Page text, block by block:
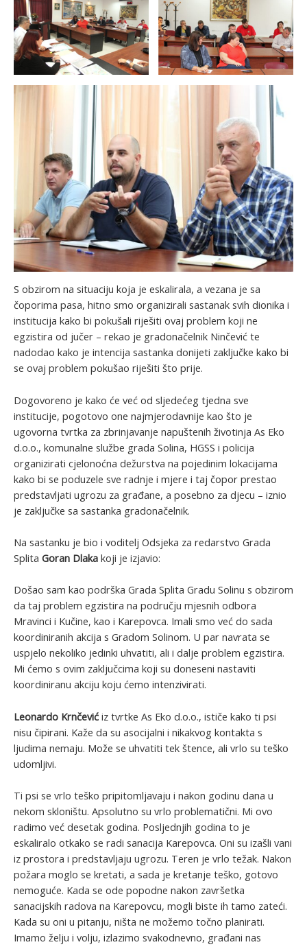
S obzirom na situaciju koja je eskalirala, a vezana je sa
čoporima pasa, hitno smo organizirali sastanak svih dionika i
institucija kako bi pokušali riješiti ovaj problem koji ne
egzistira od jučer – rekao je gradonačelnik Ninčević te
nadodao kako je intencija sastanka donijeti zaključke kako bi
se ovaj problem pokušao riješiti što prije.
Dogovoreno je kako će već od sljedećeg tjedna sve
institucije, pogotovo one najmjerodavnije kao što je
ugovorna tvrtka za zbrinjavanje napuštenih životinja As Eko
d.o.o., komunalne službe grada Solina, HGSS i policija
organizirati cjelonoćna dežurstva na pojedinim lokacijama
kako bi se poduzele sve radnje i mjere i taj čopor prestao
predstavljati ugrozu za građane, a posebno za djecu – iznio
je zaključke sa sastanka gradonačelnik.
Na sastanku je bio i voditelj Odsjeka za redarstvo Grada
Splita Goran Dlaka koji je izjavio:
Došao sam kao podrška Grada Splita Gradu Solinu s obzirom
da taj problem egzistira na području mjesnih odbora
Mravinci i Kučine, kao i Karepovca. Imali smo već do sada
koordiniranih akcija s Gradom Solinom. U par navrata se
uspjelo nekoliko jedinki uhvatiti, ali i dalje problem egzistira.
Mi ćemo s ovim zaključcima koji su doneseni nastaviti
koordiniranu akciju koju ćemo intenzivirati.
Leonardo Krnčević iz tvrtke As Eko d.o.o., ističe kako ti psi
nisu čipirani. Kaže da su asocijalni i nikakvog kontakta s
ljudima nemaju. Može se uhvatiti tek štence, ali vrlo su teško
udomljivi.
Ti psi se vrlo teško pripitomljavaju i nakon godinu dana u
nekom skloništu. Apsolutno su vrlo problematični. Mi ovo
radimo već desetak godina. Posljednjih godina to je
eskaliralo otkako se radi sanacija Karepovca. Oni su izašli vani
iz prostora i predstavljaju ugrozu. Teren je vrlo težak. Nakon
požara moglo se kretati, a sada je kretanje teško, gotovo
nemoguće. Kada se ode popodne nakon završetka
sanacijskih radova na Karepovcu, mogli biste ih tamo zateći.
Kada su oni u pitanju, ništa ne možemo točno planirati.
Imamo želju i volju, izlazimo svakodnevno, građani nas